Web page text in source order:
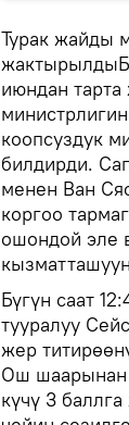
Турак жайды
июндан
коопсуздук
билдирди.
менен Ван
коргоо
ошондой эле
Бүгүн саат
тууралуу
жер
Ош шаарынан
күчү 3